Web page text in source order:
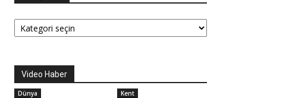
Kategoriler
Video Haber
Dünya Kent